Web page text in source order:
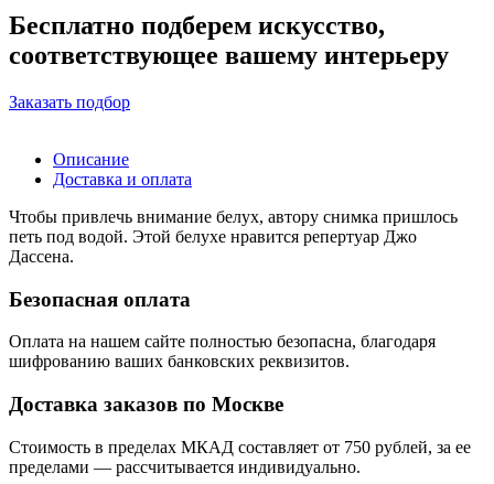
Бесплатно подберем искусство,
соответствующее вашему интерьеру
Заказать подбор
Описание
Доставка и оплата
Чтобы привлечь внимание белух, автору снимка пришлось
петь под водой. Этой белухе нравится репертуар Джо
Дассена.
Безопасная оплата
Оплата на нашем сайте полностью безопасна, благодаря
шифрованию ваших банковских реквизитов.
Доставка заказов по Москве
Стоимость в пределах МКАД составляет от 750 рублей, за ее
пределами — рассчитывается индивидуально.